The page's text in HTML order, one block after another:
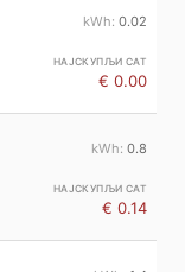
0.02
€ 0.00
0.8
€ 0.14